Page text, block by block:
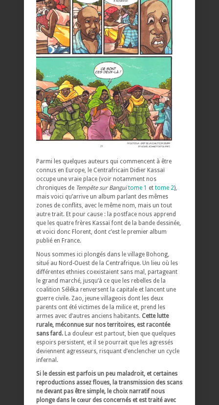
Parmi les quelques auteurs qui commencent à être
connus en Europe, le Centrafricain Didier Kassaï
occupe une vraie place (voir notamment nos
chroniques de Tempête sur Bangui tome 1 et tome 2),
mais voici qu’arrive un album parlant des mêmes
zones de conflits, avec le même nom, mais un tout
autre trait. Et pour cause : la postface nous apprend
que les quatre frères Kassaï font de la bande dessinée,
et voici donc Florent, dont c’est le premier album
publié en France.
Nous sommes ici plongés dans le village Bohong,
situé au Nord-Ouest de la Centrafrique. Un lieu où les
différentes ethnies coexistaient sans mal, partageant
le grand marché, jusqu’à ce que les rebelles de la
coalition Séléka renversent la capitale et lancent une
guerre civile. Zao, jeune villageois dont les deux
parents ont été victimes de la milice et, prend les
armes avec d’autres anciens habitants. Cette lutte
rurale, méconnue sur nos territoires, est racontée
sans fard. La douleur est partout, bien que quelques
espoirs persistent, et il se pourrait que les agressés
deviennent agresseurs, risquant d’enclencher un cycle
infernal.
Si le dessin est parfois un peu maladroit, et certaines
reproductions assez floues, la transmission des scans
ne devant pas être simple, le choix narratif nous
plonge dans le cœur des concernés et est traité avec